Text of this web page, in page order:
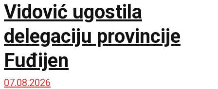
Vidović ugostila
delegaciju provincije
Fuđijen
07.08.2026